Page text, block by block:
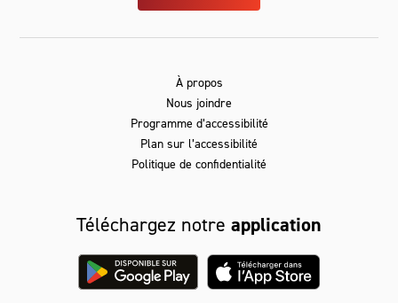
À propos
Nous joindre
Programme d’accessibilité
Plan sur l’accessibilité
Politique de confidentialité
Téléchargez notre application